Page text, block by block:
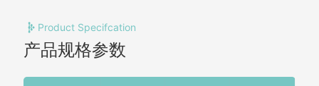
Product Specifcation
产品规格参数